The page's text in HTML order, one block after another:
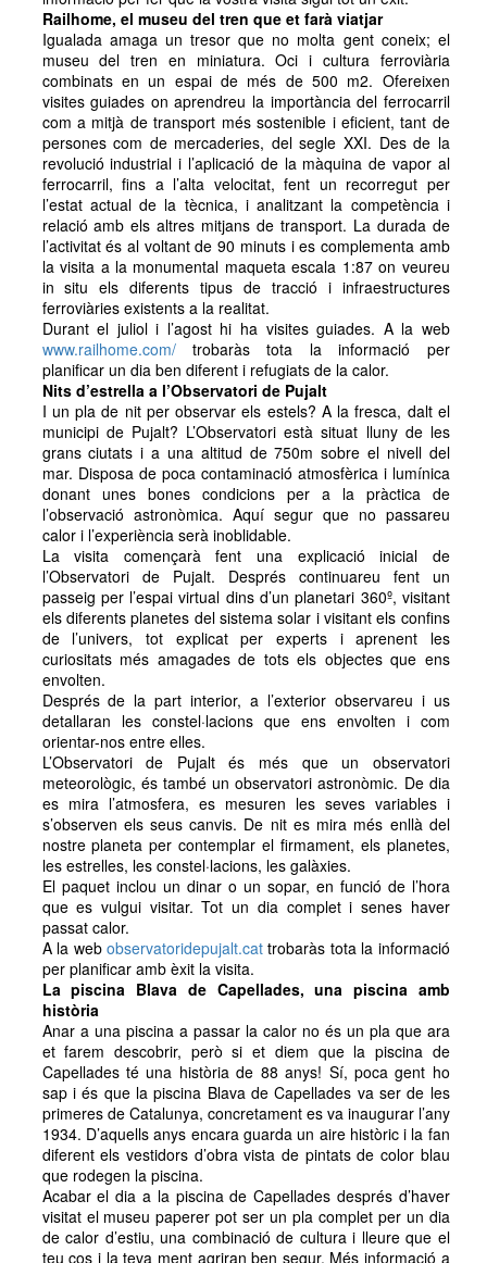
Railhome, el museu del tren que et farà viatjar
Igualada amaga un tresor que no molta gent coneix; el
museu del tren en miniatura. Oci i cultura ferroviària
combinats en un espai de més de 500 m2. Ofereixen
visites guiades on aprendreu la importància del ferrocarril
com a mitjà de transport més sostenible i eficient, tant de
persones com de mercaderies, del segle XXI. Des de la
revolució industrial i l’aplicació de la màquina de vapor al
ferrocarril, fins a l’alta velocitat, fent un recorregut per
l’estat actual de la tècnica, i analitzant la competència i
relació amb els altres mitjans de transport. La durada de
l’activitat és al voltant de 90 minuts i es complementa amb
la visita a la monumental maqueta escala 1:87 on veureu
in situ els diferents tipus de tracció i infraestructures
ferroviàries existents a la realitat.
Durant el juliol i l’agost hi ha visites guiades. A la web
www.railhome.com/trobaràs tota la informació per
planificar un dia ben diferent i refugiats de la calor.
Nits d’estrella a l’Observatori de Pujalt
I un pla de nit per observar els estels? A la fresca, dalt el
municipi de Pujalt? L’Observatori està situat lluny de les
grans ciutats i a una altitud de 750m sobre el nivell del
mar. Disposa de poca contaminació atmosfèrica i lumínica
donant unes bones condicions per a la pràctica de
l’observació astronòmica. Aquí segur que no passareu
calor i l’experiència serà inoblidable.
La visita començarà fent una explicació inicial de
l’Observatori de Pujalt. Després continuareu fent un
passeig per l’espai virtual dins d’un planetari 360º, visitant
els diferents planetes del sistema solar i visitant els confins
de l’univers, tot explicat per experts i aprenent les
curiositats més amagades de tots els objectes que ens
envolten.
Després de la part interior, a l’exterior observareu i us
detallaran les constel·lacions que ens envolten i com
orientar-nos entre elles.
L’Observatori de Pujalt és més que un observatori
meteorològic, és també un observatori astronòmic. De dia
es mira l’atmosfera, es mesuren les seves variables i
s’observen els seus canvis. De nit es mira més enllà del
nostre planeta per contemplar el firmament, els planetes,
les estrelles, les constel·lacions, les galàxies.
El paquet inclou un dinar o un sopar, en funció de l’hora
que es vulgui visitar. Tot un dia complet i senes haver
passat calor.
A la web observatoridepujalt.cattrobaràs tota la informació
per planificar amb èxit la visita.
La piscina Blava de Capellades, una piscina amb
història
Anar a una piscina a passar la calor no és un pla que ara
et farem descobrir, però si et diem que la piscina de
Capellades té una història de 88 anys! Sí, poca gent ho
sap i és que la piscina Blava de Capellades va ser de les
primeres de Catalunya, concretament es va inaugurar l’any
1934. D’aquells anys encara guarda un aire històric i la fan
diferent els vestidors d’obra vista de pintats de color blau
que rodegen la piscina.
Acabar el dia a la piscina de Capellades després d’haver
visitat el museu paperer pot ser un pla complet per un dia
de calor d’estiu, una combinació de cultura i lleure que el
teu cos i la teva ment agriran ben segur. Més informació a